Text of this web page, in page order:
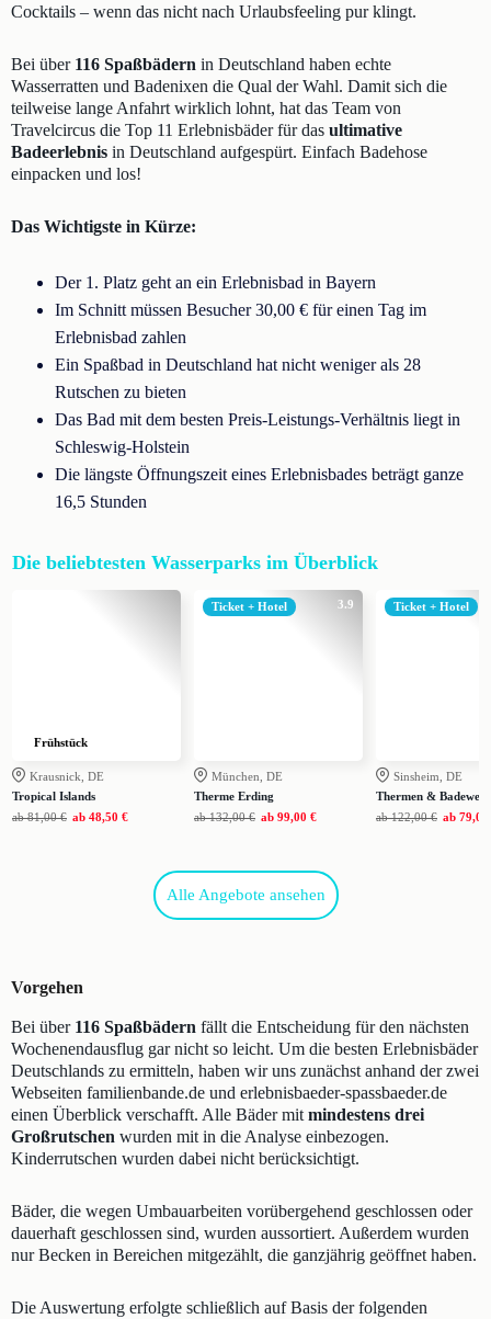
Cocktails – wenn das nicht nach Urlaubsfeeling pur klingt.
Bei über 116 Spaßbädern in Deutschland haben echte
Wasserratten und Badenixen die Qual der Wahl. Damit sich die
teilweise lange Anfahrt wirklich lohnt, hat das Team von
Travelcircus die Top 11 Erlebnisbäder für das ultimative
Badeerlebnis in Deutschland aufgespürt. Einfach Badehose
einpacken und los!
Das Wichtigste in Kürze:
Der 1. Platz geht an ein Erlebnisbad in Bayern
Im Schnitt müssen Besucher 30,00 € für einen Tag im
Erlebnisbad zahlen
Ein Spaßbad in Deutschland hat nicht weniger als 28
Rutschen zu bieten
Das Bad mit dem besten Preis-Leistungs-Verhältnis liegt in
Schleswig-Holstein
Die längste Öffnungszeit eines Erlebnisbades beträgt ganze
16,5 Stunden
Die beliebtesten Wasserparks im Überblick
Frühstück
Krausnick, DE
Tropical Islands
ab 81,00 € ab 48,50 €
3.9
Ticket + Hotel
München, DE
Therme Erding
ab 132,00 € ab 99,00 €
Ticket + Hotel
Sinsheim, DE
Thermen & Badewelt
ab 122,00 € ab 79,00
Alle Angebote ansehen
Vorgehen
Bei über 116 Spaßbädern fällt die Entscheidung für den nächsten
Wochenendausflug gar nicht so leicht. Um die besten Erlebnisbäder
Deutschlands zu ermitteln, haben wir uns zunächst anhand der zwei
Webseiten familienbande.de und erlebnisbaeder-spassbaeder.de
einen Überblick verschafft. Alle Bäder mit mindestens drei
Großrutschen wurden mit in die Analyse einbezogen.
Kinderrutschen wurden dabei nicht berücksichtigt.
Bäder, die wegen Umbauarbeiten vorübergehend geschlossen oder
dauerhaft geschlossen sind, wurden aussortiert. Außerdem wurden
nur Becken in Bereichen mitgezählt, die ganzjährig geöffnet haben.
Die Auswertung erfolgte schließlich auf Basis der folgenden